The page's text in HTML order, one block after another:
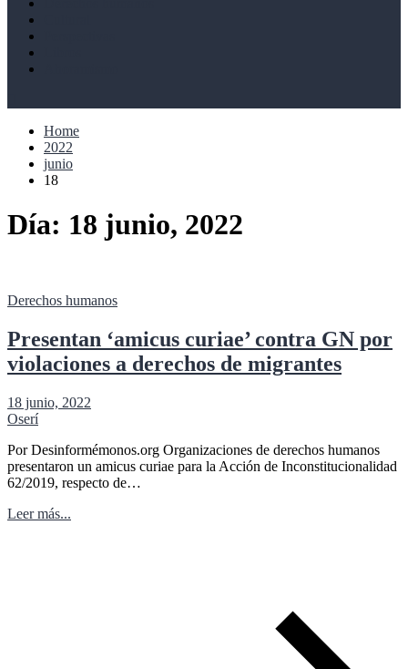
Home
2022
junio
18
Día: 18 junio, 2022
Derechos humanos
Presentan ‘amicus curiae’ contra GN por
violaciones a derechos de migrantes
18 junio, 2022
Oserí
Por Desinformémonos.org Organizaciones de derechos humanos
presentaron un amicus curiae para la Acción de Inconstitucionalidad
62/2019, respecto de…
Leer más...